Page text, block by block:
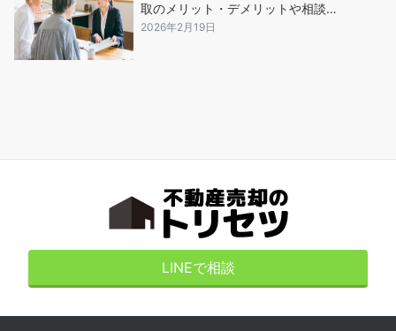
取のメリット・デメリットや相談…
2026年2月19日
LINEで相談